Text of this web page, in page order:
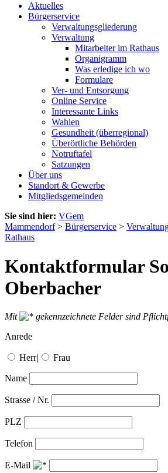
Aktuelles
Bürgerservice
Verwaltungsgliederung
Verwaltung
Mitarbeiter im Rathaus
Organigramm
Was erledige ich wo
Formulare
Ver- und Entsorgung
Online Service
Interessante Links
Wahlen
Gesundheit (überregional)
Überörtliche Behörden
Notruftafel
Satzungen
Über uns
Standort & Gewerbe
Mitgliedsgemeinden
Sie sind hier: VGem
Mammendorf> Bürgerservice >
Rathaus
Kontaktformular
Oberbacher
Mit
gekennzeichnete Felder sind
Anrede
Herr| Frau
Name
Strasse / Nr.
PLZ
Telefon
E-Mail